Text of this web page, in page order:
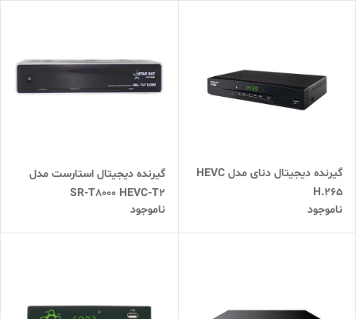
گیرنده دیجیتال دنای مدل HEVC
H.265
ناموجود
گیرنده دیجیتال استارست مدل
SR-T8000 HEVC-T2
ناموجود